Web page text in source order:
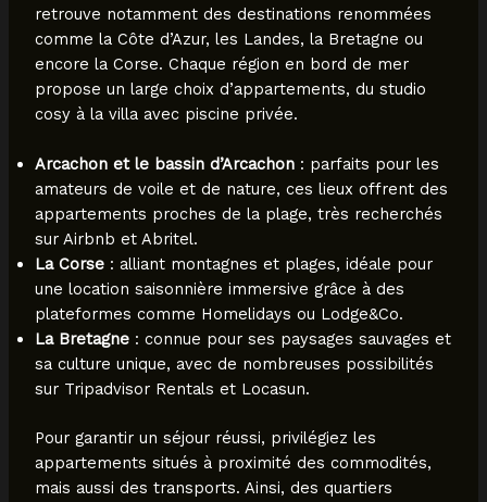
retrouve notamment des destinations renommées
comme la Côte d’Azur, les Landes, la Bretagne ou
encore la Corse. Chaque région en bord de mer
propose un large choix d’appartements, du studio
cosy à la villa avec piscine privée.
Arcachon et le bassin d’Arcachon: parfaits pour les
amateurs de voile et de nature, ces lieux offrent des
appartements proches de la plage, très recherchés
sur Airbnb et Abritel.
La Corse: alliant montagnes et plages, idéale pour
une location saisonnière immersive grâce à des
plateformes comme Homelidays ou Lodge&Co.
La Bretagne: connue pour ses paysages sauvages et
sa culture unique, avec de nombreuses possibilités
sur Tripadvisor Rentals et Locasun.
Pour garantir un séjour réussi, privilégiez les
appartements situés à proximité des commodités,
mais aussi des transports. Ainsi, des quartiers